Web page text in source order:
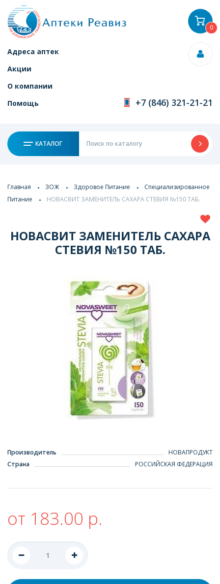
Адреса аптек
Акции
О компании
Помощь
+7 (846) 321-21-21
КАТАЛОГ
0
Главная ЗОЖ Здоровое Питание
Специализированное
Питание
НОВАСВИТ ЗАМЕНИТЕЛЬ САХАРА СТЕВИЯ №150 ТАБ.
НОВАСВИТ ЗАМЕНИТЕЛЬ САХАРА
СТЕВИЯ №150 ТАБ.
Производитель
НОВАПРОДУКТ
Страна
РОССИЙСКАЯ ФЕДЕРАЦИЯ
от 183.00 р.